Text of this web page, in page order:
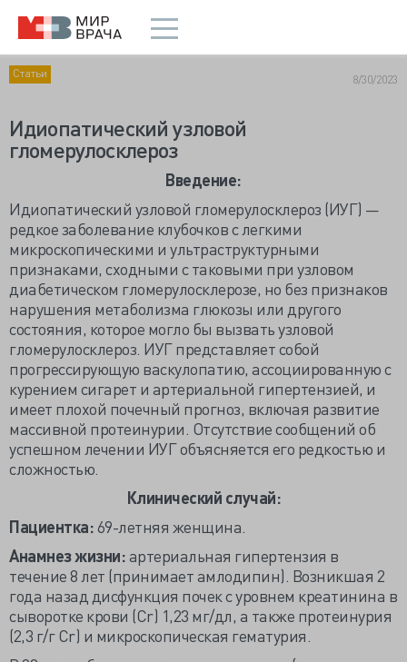
Статьи 8/30/2023
Идиопатический узловой
гломерулосклероз
Введение:
Идиопатический узловой гломерулосклероз (ИУГ) —
редкое заболевание клубочков с легкими
микроскопическими и ультраструктурными
признаками, сходными с таковыми при узловом
диабетическом гломерулосклерозе, но без признаков
нарушения метаболизма глюкозы или другого
состояния, которое могло бы вызвать узловой
гломерулосклероз. ИУГ представляет собой
прогрессирующую васкулопатию, ассоциированную с
курением сигарет и артериальной гипертензией, и
имеет плохой почечный прогноз, включая развитие
массивной протеинурии. Отсутствие сообщений об
успешном лечении ИУГ объясняется его редкостью и
сложностью.
Клинический случай:
Пациентка:69-летняя женщина.
Анамнез жизни:артериальная гипертензия в
течение 8 лет (принимает амлодипин). Возникшая 2
года назад дисфункция почек с уровнем креатинина в
сыворотке крови (Cr) 1,23 мг/дл, а также протеинурия
(2,3 г/г Cr) и микроскопическая гематурия.